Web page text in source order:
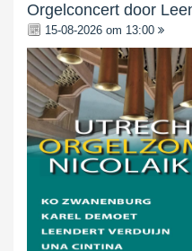
Orgelconcert door
15-08-2026 om 13:00